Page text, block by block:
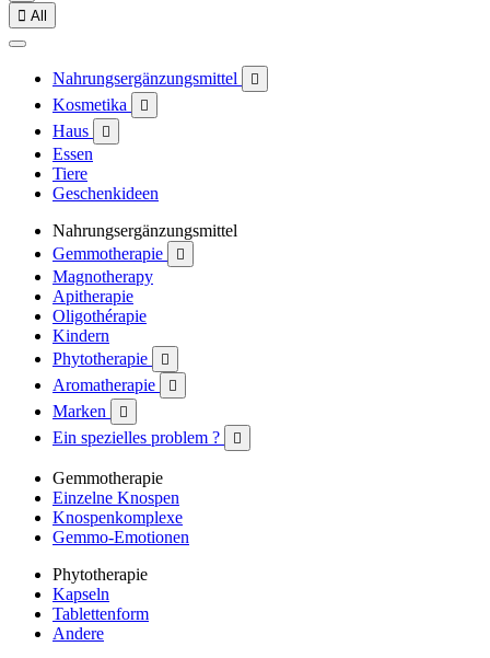
 All
Nahrungsergänzungsmittel 
Kosmetika 
Haus 
Essen
Tiere
Geschenkideen
Nahrungsergänzungsmittel
Gemmotherapie

Magnotherapy
Apitherapie
Oligothérapie
Kindern
Phytotherapie

Aromatherapie 
Marken 
Ein spezielles problem ? 
Gemmotherapie
Einzelne Knospen
Knospenkomplexe
Gemmo-Emotionen
Phytotherapie
Kapseln
Tablettenform
Andere